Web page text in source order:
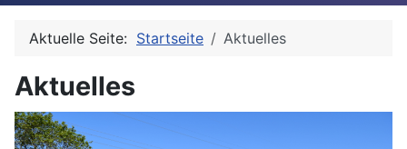
Aktuelle Seite: Startseite Aktuelles
Aktuelles